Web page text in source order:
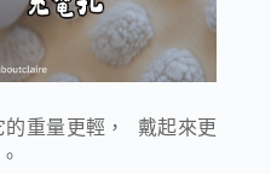
的重量更輕， 戴起來更